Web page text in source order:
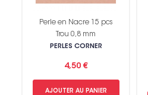
Perle en Nacre 15 pcs
Trou 0,8 mm
PERLES CORNER
4,50 €
AJOUTER AU PANIER